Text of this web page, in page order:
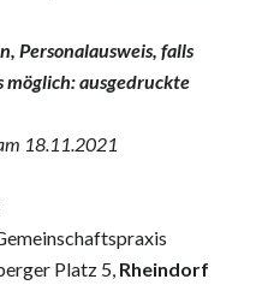
Personalausweis, falls
ausgedruckte
18.11.2021
Platz 5, Rheindorf